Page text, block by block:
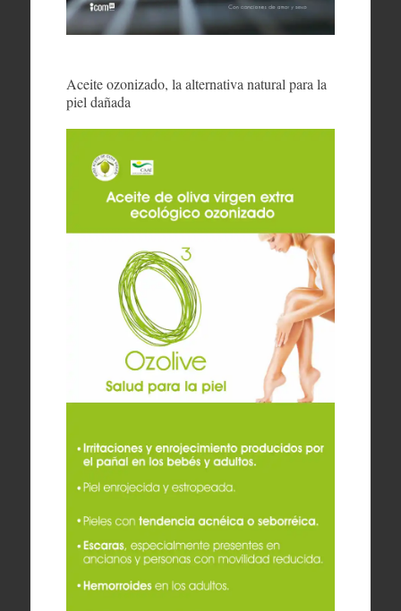
Aceite ozonizado, la alternativa natural para la
piel dañada